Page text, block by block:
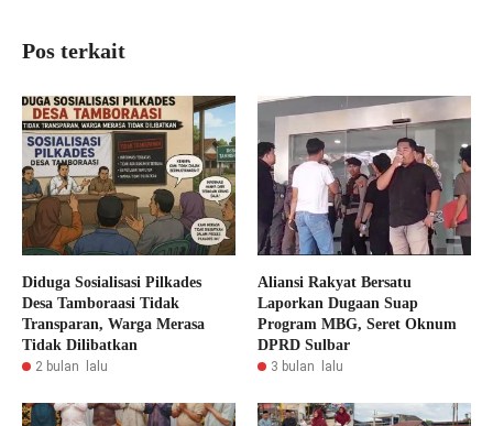
Pos terkait
Diduga Sosialisasi Pilkades
Desa Tamboraasi Tidak
Transparan, Warga Merasa
Tidak Dilibatkan
2 bulan lalu
Aliansi Rakyat Bersatu
Laporkan Dugaan Suap
Program MBG, Seret Oknum
DPRD Sulbar
3 bulan lalu